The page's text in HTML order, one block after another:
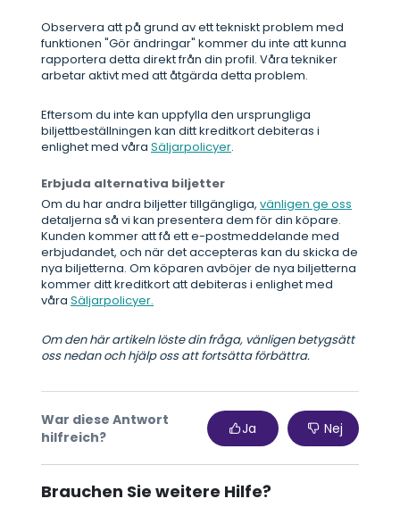
Observera att på grund av ett tekniskt problem med
funktionen "Gör ändringar" kommer du inte att kunna
rapportera detta direkt från din profil. Våra tekniker
arbetar aktivt med att åtgärda detta problem.
Eftersom du inte kan uppfylla den ursprungliga
biljettbeställningen kan ditt kreditkort debiteras i
enlighet med våra Säljarpolicyer.
Erbjuda alternativa biljetter
Om du har andra biljetter tillgängliga, vänligen ge oss
detaljerna så vi kan presentera dem för din köpare.
Kunden kommer att få ett e-postmeddelande med
erbjudandet, och när det accepteras kan du skicka de
nya biljetterna. Om köparen avböjer de nya biljetterna
kommer ditt kreditkort att debiteras i enlighet med
våra Säljarpolicyer.
Om den här artikeln löste din fråga, vänligen betygsätt
oss nedan och hjälp oss att fortsätta förbättra.
War diese Antwort
hilfreich?
Ja Nej
Brauchen Sie weitere Hilfe?